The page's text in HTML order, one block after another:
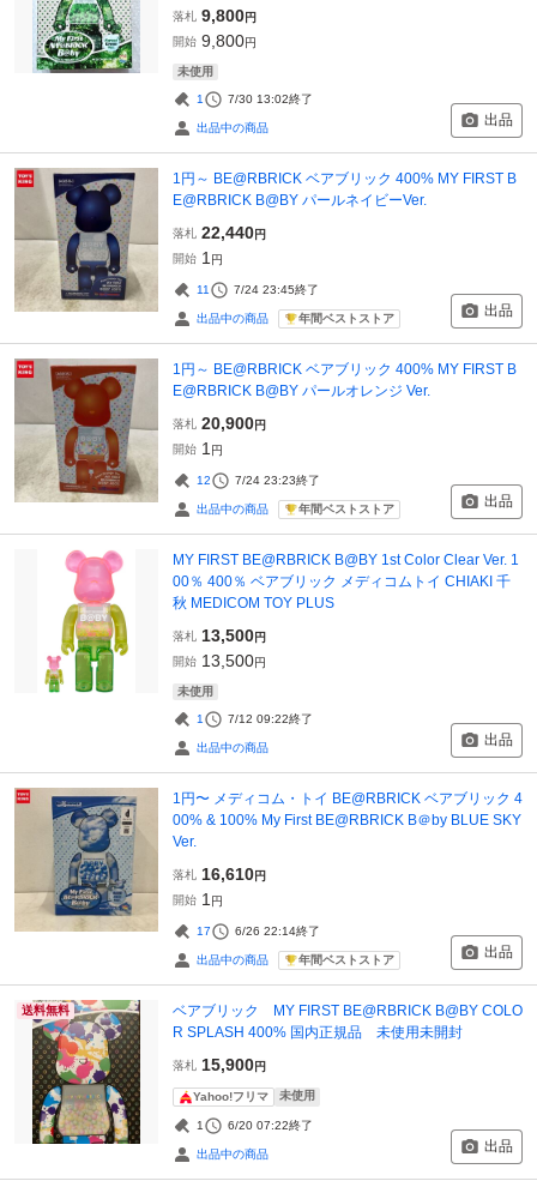
落札 9,800円
開始 9,800円
未使用
1 7/30 13:02終了
出品中の商品 出品
1円～ BE@RBRICK ベアブリック 400% MY FIRST B
E@RBRICK B@BY パールネイビーVer.
落札 22,440円
開始 1 円
11 7/24 23:45終了
出品中の商品 年間ベストストア 出品
1円～ BE@RBRICK ベアブリック 400% MY FIRST B
E@RBRICK B@BY パールオレンジ Ver.
落札 20,900円
開始 1 円
12 7/24 23:23終了
出品中の商品 年間ベストストア 出品
MY FIRST BE@RBRICK B@BY 1st Color Clear Ver. 1
00％ 400％ ベアブリック メディコムトイ CHIAKI 千
秋 MEDICOM TOY PLUS
落札 13,500円
開始 13,500円
未使用
1 7/12 09:22終了
出品中の商品 出品
1円〜 メディコム・トイ BE@RBRICK ベアブリック 4
00% & 100% My First BE@RBRICK B＠by BLUE SKY
Ver.
落札 16,610円
開始 1 円
17 6/26 22:14終了
出品中の商品 年間ベストストア 出品
送料無料
ベアブリック MY FIRST BE@RBRICK B@BY COLO
R SPLASH 400% 国内正規品 未使用未開封
落札 15,900円
Yahoo!フリマ 未使用
1 6/20 07:22終了
出品中の商品 出品